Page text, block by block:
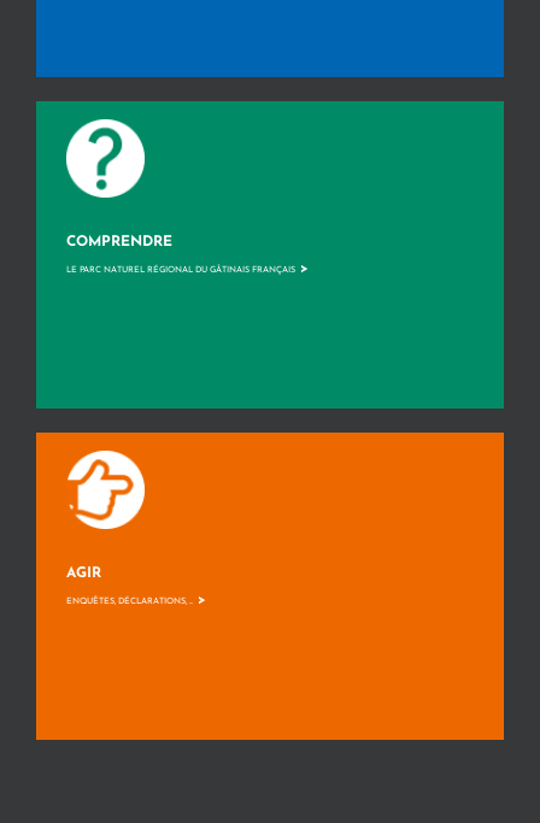
COMPRENDRE
LE PARC NATUREL RÉGIONAL DU GÂTINAIS FRANÇAIS >
AGIR
ENQUÊTES, DÉCLARATIONS, ... >